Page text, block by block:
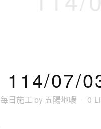
114/07/
每日施工 by 五陽地暖 0